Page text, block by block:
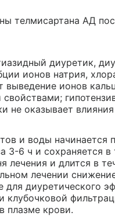
телмисартана АД
диуретик,
ионов натрия,
выведение ионов
не оказывает
и воды
3-6 ч и сохраняется
лечения и длится в
лечении
для диуретического
плазме крови.